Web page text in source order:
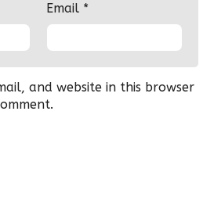
Email *
and website in this browser